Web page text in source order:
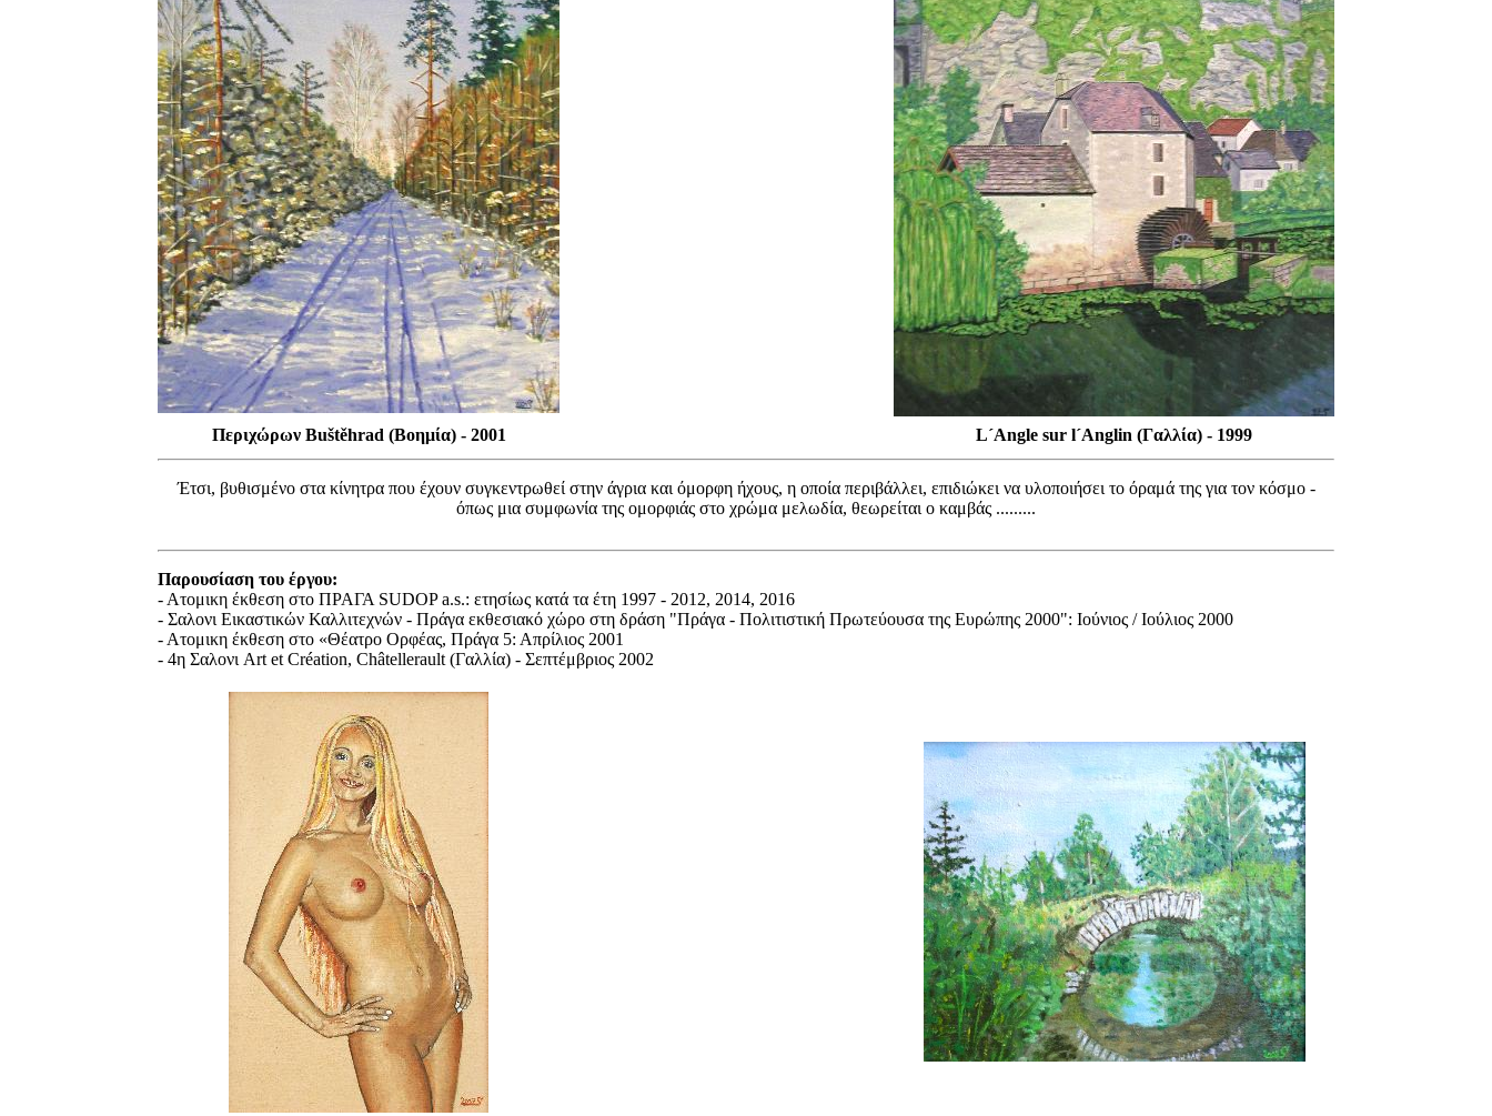
Περιχώρων Buštěhrad (Βοημία) - 2001 L´Angle sur l´Anglin (Γαλλία) - 1999
Έτσι, βυθισμένο στα κίνητρα που έχουν συγκεντρωθεί στην άγρια και όμορφη ήχους, η οποία περιβάλλει, επιδιώκει να υλοποιήσει το όραμά της για τον κόσμο -
όπως μια συμφωνία της ομορφιάς στο χρώμα μελωδία, θεωρείται ο καμβάς .........
Παρουσίαση του έργου:
- Ατομικη έκθεση στο ΠΡΑΓΑ SUDOP a.s.: ετησίως κατά τα έτη 1997 - 2012, 2014, 2016
- Σαλονι Εικαστικών Καλλιτεχνών - Πράγα εκθεσιακό χώρο στη δράση "Πράγα - Πολιτιστική Πρωτεύουσα της Ευρώπης 2000": Ιούνιος / Ιούλιος 2000
- Ατομικη έκθεση στο «Θέατρο Ορφέας, Πράγα 5: Απρίλιος 2001
- 4η Σαλονι Art et Création, Châtellerault (Γαλλία) - Σεπτέμβριος 2002